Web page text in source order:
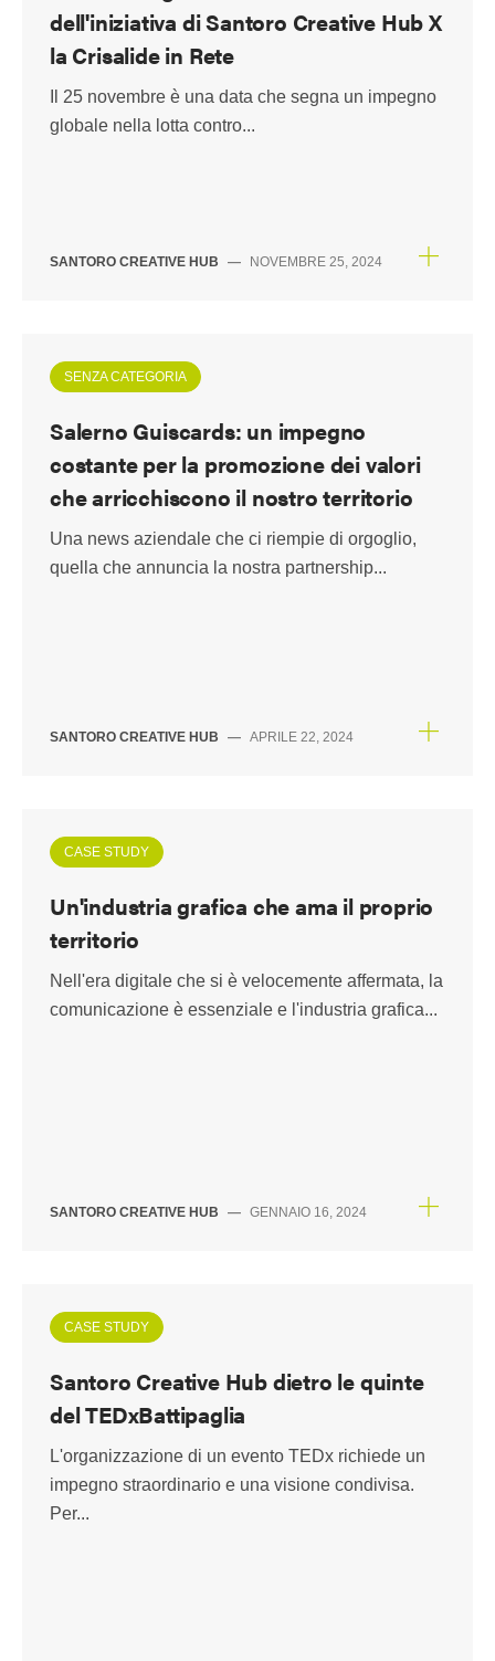
dell'iniziativa di Santoro Creative Hub X
la Crisalide in Rete
Il 25 novembre è una data che segna un impegno
globale nella lotta contro...
SANTORO CREATIVE HUB — NOVEMBRE 25, 2024
SENZA CATEGORIA
Salerno Guiscards: un impegno
costante per la promozione dei valori
che arricchiscono il nostro territorio
Una news aziendale che ci riempie di orgoglio,
quella che annuncia la nostra partnership...
SANTORO CREATIVE HUB — APRILE 22, 2024
CASE STUDY
Un'industria grafica che ama il proprio
territorio
Nell'era digitale che si è velocemente affermata, la
comunicazione è essenziale e l'industria grafica...
SANTORO CREATIVE HUB — GENNAIO 16, 2024
CASE STUDY
Santoro Creative Hub dietro le quinte
del TEDxBattipaglia
L'organizzazione di un evento TEDx richiede un
impegno straordinario e una visione condivisa.
Per...